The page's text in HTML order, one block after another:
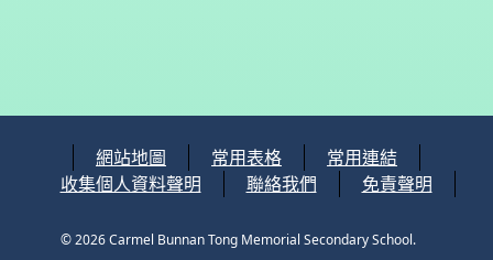
網站地圖 常用表格
常用連結
收集個人資料聲明
聯絡我們 免責聲明
© 2026Carmel Bunnan Tong Memorial Secondary School.